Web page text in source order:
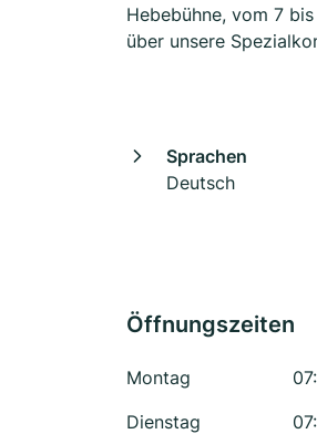
Hebebühne, vom 7
über unsere
Sprachen
Deutsch
Öffnungszeiten
Montag
Dienstag